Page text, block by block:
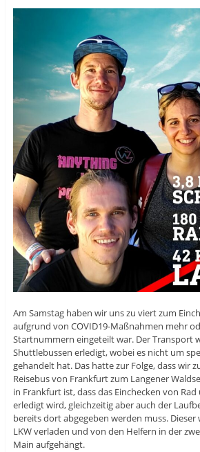
Am Samstag haben wir uns zu viert zum
aufgrund von COVID19-Maßnahmen mehr
Startnummern eingeteilt war. Der Transport
Shuttlebussen erledigt, wobei es nicht um
gehandelt hat. Das hatte zur Folge, dass wir
Reisebus von Frankfurt zum Langener
in Frankfurt ist, dass das Einchecken von
erledigt wird, gleichzeitig aber auch der
bereits dort abgegeben werden muss.
LKW verladen und von den Helfern in der
Main aufgehängt.